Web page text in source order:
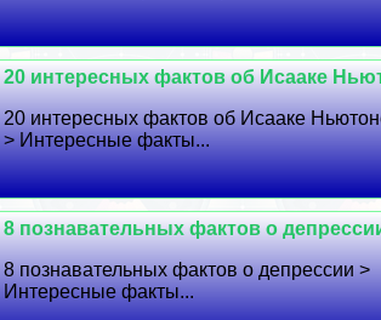
20 интересных фактов об Исааке
20 интересных фактов об Исааке
> Интересные факты...
8 познавательных фактов о
8 познавательных фактов о депрессии >
Интересные факты...